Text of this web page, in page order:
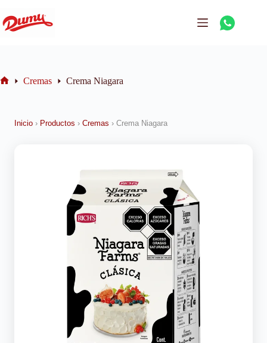
Cremas Crema Niagara
Inicio › Productos › Cremas › Crema Niagara